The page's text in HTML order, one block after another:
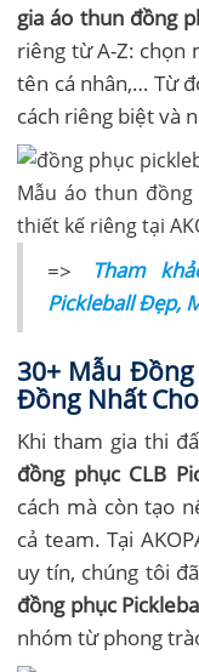
gia áo thun đồng
riêng từ A-Z: chọn
tên cá nhân,… Từ
cách riêng biệt và
Mẫu áo thun
thiết kế riêng tại
=>
Tham
Pickleball Đẹp,
30+ Mẫu Đồng
Đồng Nhất
Khi tham gia thi
đồng phục CLB
cách mà còn tạo
cả team. Tại
uy tín, chúng tôi
đồng phục
nhóm từ phong